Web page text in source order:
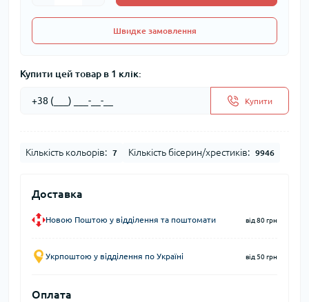
Швидке замовлення
Купити цей товар в 1 клік:
Купити
Кількість кольорів: 7 Кількість бісерин/хрестиків: 9946
Доставка
Новою Поштою у відділення та поштомати від 80 грн
Укрпоштою у відділення по Україні від 50 грн
Оплата